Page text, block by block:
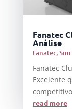
Fanatec
Análise
Fanatec,
Fanatec
Excelente
read more